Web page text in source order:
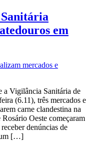
em
Vigilância Sanitária de
(6.11), três mercados e
carne clandestina na
Oeste começaram
denúncias de
um […]